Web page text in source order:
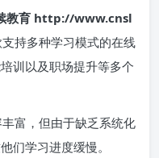
教育 http://www.cnsl
持多种学习模式的在线
训以及职场提升等多个
富，但由于缺乏系统化
们学习进度缓慢。